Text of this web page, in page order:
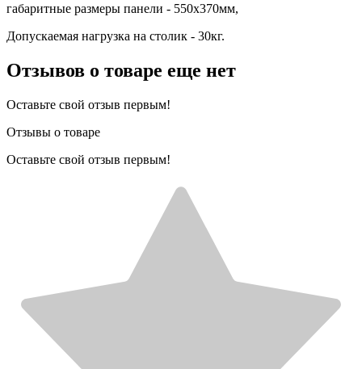
габаритные размеры панели - 550х370мм,
Допускаемая нагрузка на столик - 30кг.
Отзывов о товаре еще нет
Оставьте свой отзыв первым!
Отзывы о товаре
Оставьте свой отзыв первым!